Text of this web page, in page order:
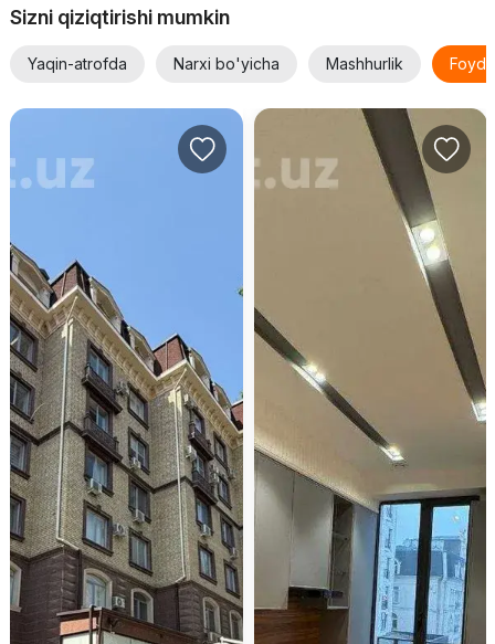
Sizni qiziqtirishi mumkin
Yaqin-atrofda Narxi bo'yicha Mashhurlik